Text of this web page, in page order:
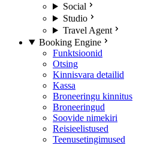
Social
Studio
Travel Agent
Booking Engine
Funktsioonid
Otsing
Kinnisvara detailid
Kassa
Broneeringu kinnitus
Broneeringud
Soovide nimekiri
Reisieelistused
Teenusetingimused